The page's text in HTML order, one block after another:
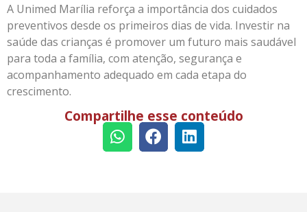
A Unimed Marília reforça a importância dos cuidados
preventivos desde os primeiros dias de vida. Investir na
saúde das crianças é promover um futuro mais saudável
para toda a família, com atenção, segurança e
acompanhamento adequado em cada etapa do
crescimento.
Compartilhe esse conteúdo